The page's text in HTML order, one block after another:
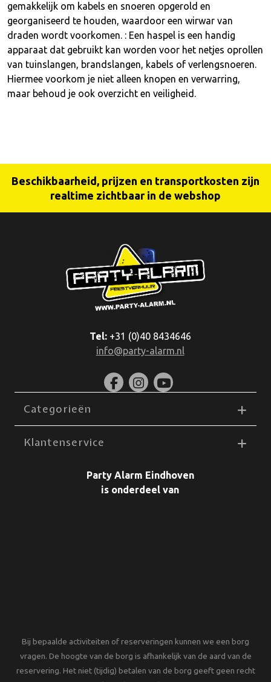
gemakkelijk om kabels en snoeren opgerold en
georganiseerd te houden, waardoor een wirwar van
draden wordt voorkomen. : Een haspel is een handig
apparaat dat gebruikt kan worden voor het netjes oprollen
van tuinslangen, brandslangen, kabels of verlengsnoeren.
Hiermee voorkom je niet alleen knopen en verwarring,
maar behoud je ook overzicht en veiligheid.
Beschikbaarheid, prijzen en transportkosten zijn
realtime zichtbaar in de webshop
Tel:+31 (0)40 8434646
info@party-alarm.nl
Categorieën
Klantenservice
Party Alarm Eindhoven
is onderdeel van
Bij bepaalde activiteiten of reserveringen kunnen we een borg
vragen. De hoogte van de borg is afhankelijk van de aard van de
reservering. Het niet (tijdig) betalen van de borg geeft geen recht